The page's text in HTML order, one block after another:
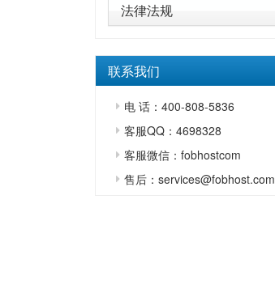
法律法规
联系我们
电 话：400-808-5836
客服QQ：4698328
客服微信：fobhostcom
售后：services@fobhost.com